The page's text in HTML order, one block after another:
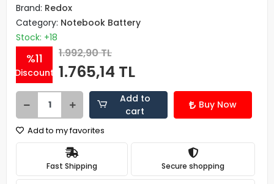
Brand: Redox
Category: Notebook Battery
Stock: +18
%11
Discount
1.992,90 TL
1.765,14 TL
Add to
cart
Buy Now
Add to my favorites
Fast Shipping Secure shopping